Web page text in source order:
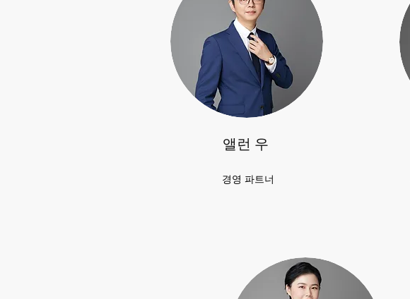
앨런 우
경영 파트너